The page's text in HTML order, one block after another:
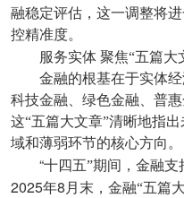
融稳定评估，这一调整将
控精准度。
服务实体 聚焦“五篇大
金融的根基在于实体
科技金融、绿色金融、普
这“五篇大文章”清晰地指
域和薄弱环节的核心方向。
“十四五”期间，金融
2025年8 月末，金融“五篇